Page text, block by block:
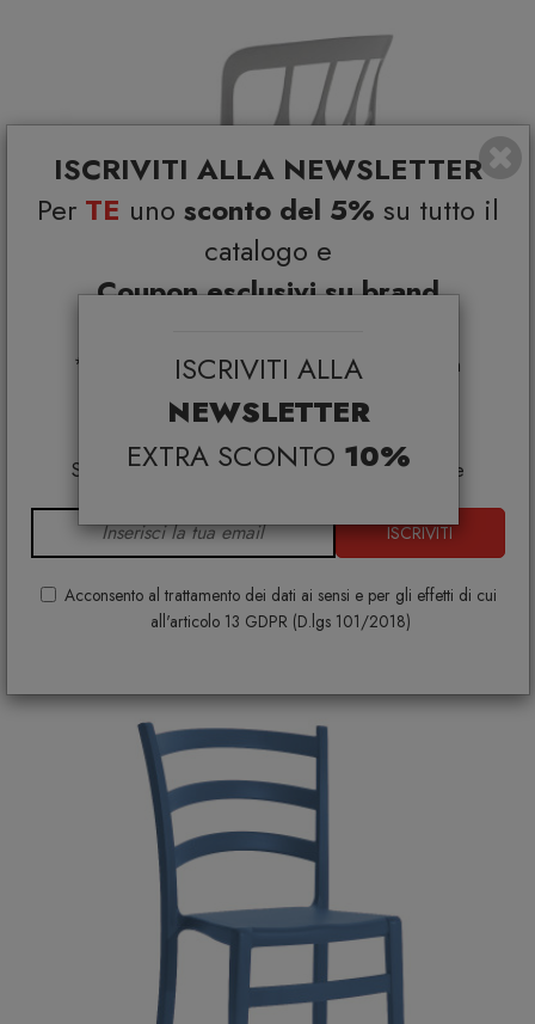
ISCRIVITI ALLA NEWSLETTER
Per TE uno sconto del 5% su tutto il
catalogo e
Coupon esclusivi su brand
*Coupon non cumulabile con altre promo e non
Smeg, Bontempi Casa, Samsonite, BBB Italia,
Franke, Gufram, Memphis, Plust, Gervasoni,
Samsung, Faber, Dunavox, Zafferano, VG, Slide
ISCRIVITI
Acconsento al trattamento dei dati ai sensi e per gli effetti di cui
all'articolo 13 GDPR (D.lgs 101/2018)
ISCRIVITI ALLA
NEWSLETTER
EXTRA SCONTO 10%
Sedia Galaxy
€ 96,00
+ VARIANTI DISPONIBILI